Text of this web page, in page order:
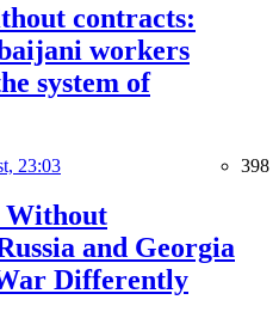
contracts:
workers
system of
23:03 398
Without
and Georgia
Differently